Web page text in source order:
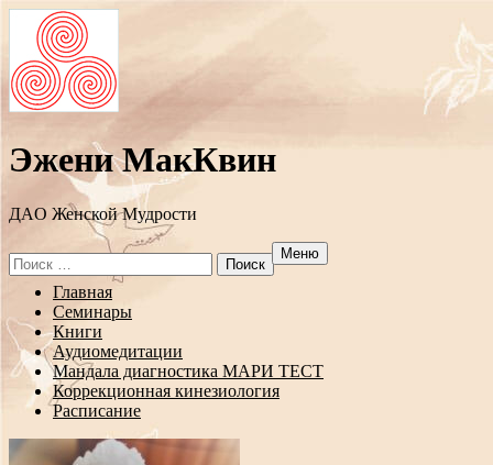
Эжени МакКвин
ДAO Женской Мудрости
Search
for:
Меню
Перейти
содержанию
Главная
Семинары
Книги
Аудиомедитации
Мандала диагностика МАРИ ТЕСТ
Коррекционная кинезиология
Расписание